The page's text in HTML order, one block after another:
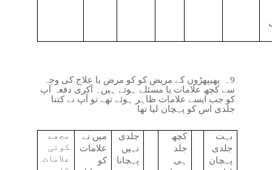
9۔
پھیپھڑوں کے مریض کو کو مرض یا علاج کی وجہ
سے کچھ علامات یا مسئلے ہوتے ہیں۔ آکری دفعہ آپ
کو جب ایسے علامات ظاہر ہوئے تھے تو آپ نے کتنا
جلدی اس کو پہچان لیا تھا
مجھے
کوئی
علامات
میں نے
علامات
کو
جلدی
نہیں
پہچانا
کچھ
جلد
ہی
بہت
جلدی
پہچان